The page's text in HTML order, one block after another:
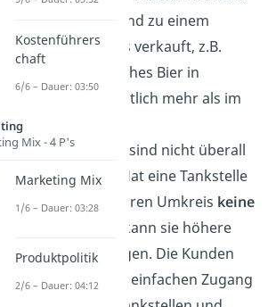
wird im Ausland zu einem
höheren Preis verkauft, z.B.
kostet Deutsches Bier in
Südkorea deutlich mehr als im
Benzinpreise
sind nicht überall
gleich hoch. Hat eine Tankstelle
im unmittelbaren Umkreis keine
, kann sie höhere
Preise verlangen. Die Kunden
haben keinen einfachen Zugang
Kostenführers
chaft
6/6 – Dauer: 03:50
Mix - 4 P's
Marketing Mix
1/6 – Dauer: 03:28
Produktpolitik
2/6 – Dauer: 04:12